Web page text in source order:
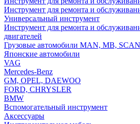
Инструмент для ремонта и
Универсальный инструмент
Инструмент для ремонта и
двигателей
Грузовые автомобили MAN, MB,
Японские автомобили
VAG
Mercedes-Benz
GM, OPEL, DAEWOO
FORD, CHRYSLER
BMW
Вспомогательный инструмент
Аксессуары